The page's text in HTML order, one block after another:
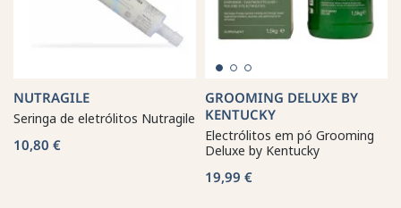
NUTRAGILE
Seringa de eletrólitos Nutragile
10,80 €
GROOMING DELUXE BY
KENTUCKY
Electrólitos em pó Grooming
Deluxe by Kentucky
19,99 €